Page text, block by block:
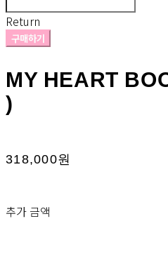
Return
구매하기
MY HEART
)
318,000원
추가 금액